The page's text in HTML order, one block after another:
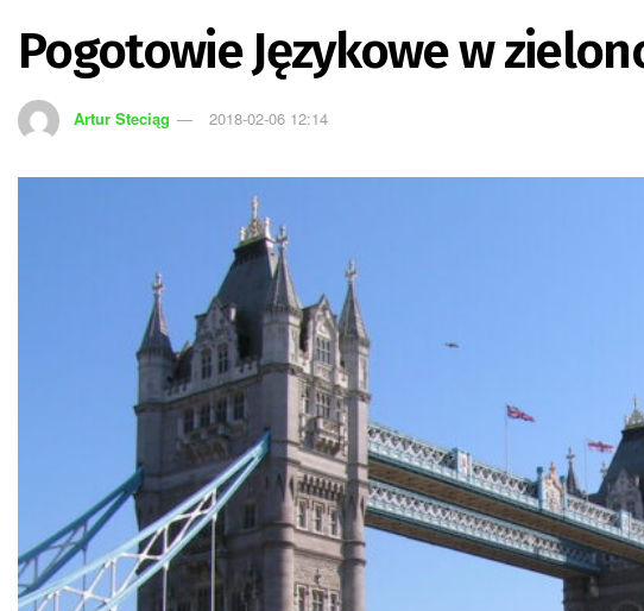
Pogotowie Językowe w
Artur Steciąg 2018-02-06 12:14